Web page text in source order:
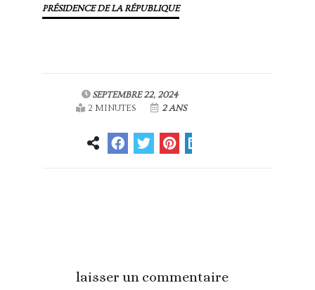
PRÉSIDENCE DE LA RÉPUBLIQUE
SEPTEMBRE 22, 2024
2 MINUTES
2 ANS
laisser un commentaire